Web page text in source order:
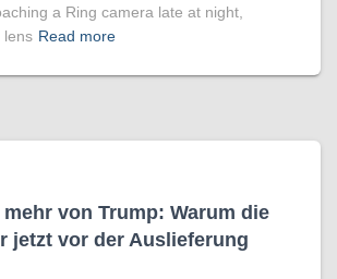
a Ring camera late at night,
lens Read more
von Trump: Warum die
jetzt vor der Auslieferung